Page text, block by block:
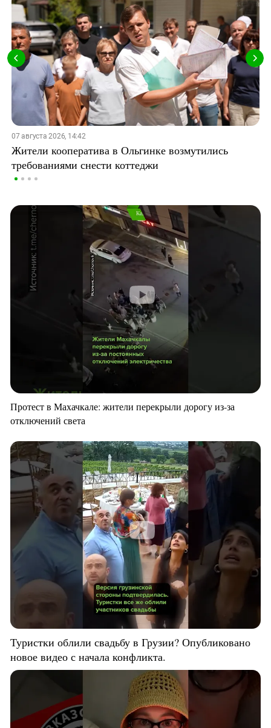
07 августа 2026, 14:42
Жители кооператива в Ольгинке возмутились
требованиями снести коттеджи
Протест в Махачкале: жители перекрыли дорогу из-за
отключений света
Туристки облили свадьбу в Грузии? Опубликовано
новое видео с начала конфликта.